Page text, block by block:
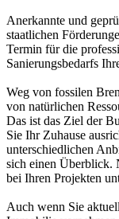
Anerkannte und
staatlichen
Termin für die
Sanierungsbedarfs
Weg von fossilen
von natürlichen
Das ist das Ziel der
Sie Ihr Zuhause
unterschiedlichen
sich einen Überblick.
bei Ihren Projekten
Auch wenn Sie